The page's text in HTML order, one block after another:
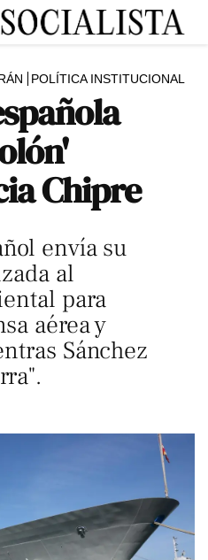
POLÍTICA INSTITUCIONAL
Chipre
envía su
al
para
aérea y
Sánchez